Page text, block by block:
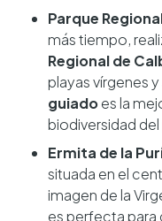
Parque
más tiempo,
Regional de
playas vírgenes
guiadoes la
biodiversidad
Ermita de la
situada en el
imagen de la
es perfecta para